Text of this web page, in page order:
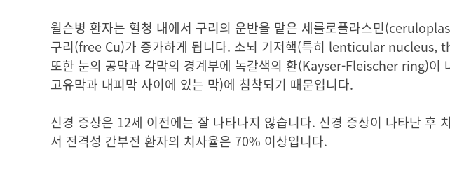
윌슨병 환자는 혈청 내에서 구리의 운반을 맡은 세룰로플라스민
구리(free Cu)가 증가하게 됩니다. 소뇌 기저핵(특히 lenticular nucleus,
또한 눈의 공막과 각막의 경계부에 녹갈색의 환(Kayser-Fleischer ring)
고유막과 내피막 사이에 있는 막)에 침착되기 때문입니다.
신경 증상은 12세 이전에는 잘 나타나지 않습니다. 신경 증상이 나타난 후
서 전격성 간부전 환자의 치사율은 70% 이상입니다.